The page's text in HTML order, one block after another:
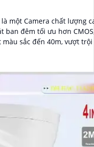
là một Camera chất lượng
sắc đến 40m, vượt